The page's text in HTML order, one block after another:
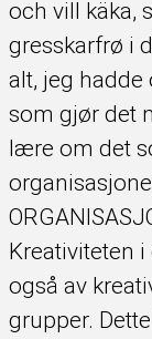
och vill käka,
gresskarfrø i
alt, jeg
som gjør det
lære om det
Kreativiteten
også av
grupper.